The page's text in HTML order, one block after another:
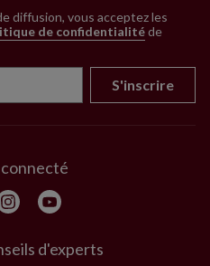
diffusion, vous acceptez les
de confidentialitéde
S'inscrire
d'experts